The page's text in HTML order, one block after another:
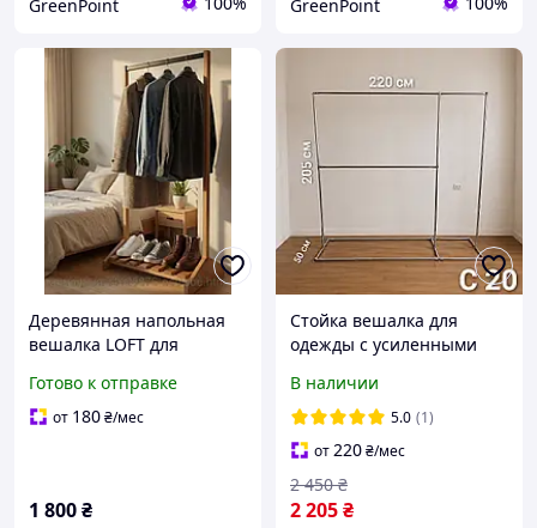
GreenPoint GreenPoint
Деревянная напольная
вешалка LOFT для
обуви | Стойка для
одежды из натурального
Готово к отправке
от 180₴/мес
1 800₴
Стойка вешалка для
одежды с усиленными
сделаем по вашим
размерам, купить стойку
для вещей
В наличии
5.0 (1)
от220₴/мес
2 205₴
2 450 ₴